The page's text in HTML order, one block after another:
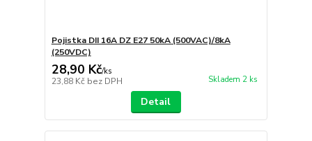
Pojistka DII 16A DZ E27 50kA (500VAC)/8kA
(250VDC)
28,90 Kč/ks
23,88 Kč bez DPH Skladem 2 ks
Detail